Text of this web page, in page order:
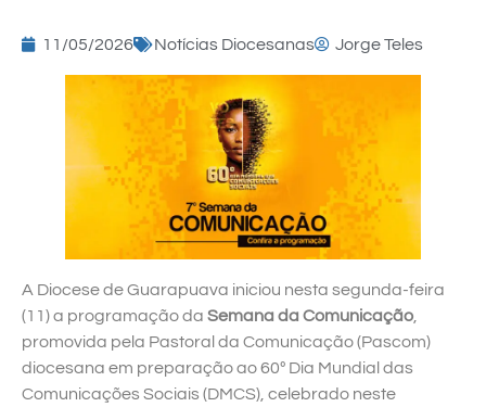
11/05/2026 Notícias Diocesanas Jorge Teles
A Diocese de Guarapuava iniciou nesta segunda-feira
(11) a programação da Semana da Comunicação,
promovida pela Pastoral da Comunicação (Pascom)
diocesana em preparação ao 60º Dia Mundial das
Comunicações Sociais (DMCS), celebrado neste